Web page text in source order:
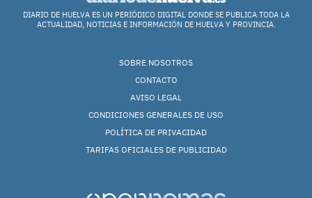
DIARIO DE HUELVA ES UN PERIÓDICO DIGITAL DONDE SE PUBLICA TODA LA
ACTUALIDAD, NOTICIAS E INFORMACIÓN DE HUELVA Y PROVINCIA.
SOBRE NOSOTROS
CONTACTO
AVISO LEGAL
CONDICIONES GENERALES DE USO
POLÍTICA DE PRIVACIDAD
TARIFAS OFICIALES DE PUBLICIDAD